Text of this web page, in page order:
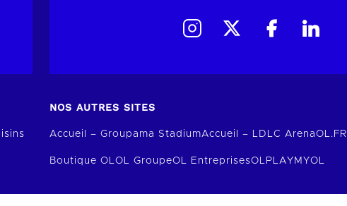
NOS AUTRES SITES
Accueil – Groupama StadiumAccueil – LDLC ArenaOL.FR
Boutique OLOL GroupeOL EntreprisesOLPLAY MYOL